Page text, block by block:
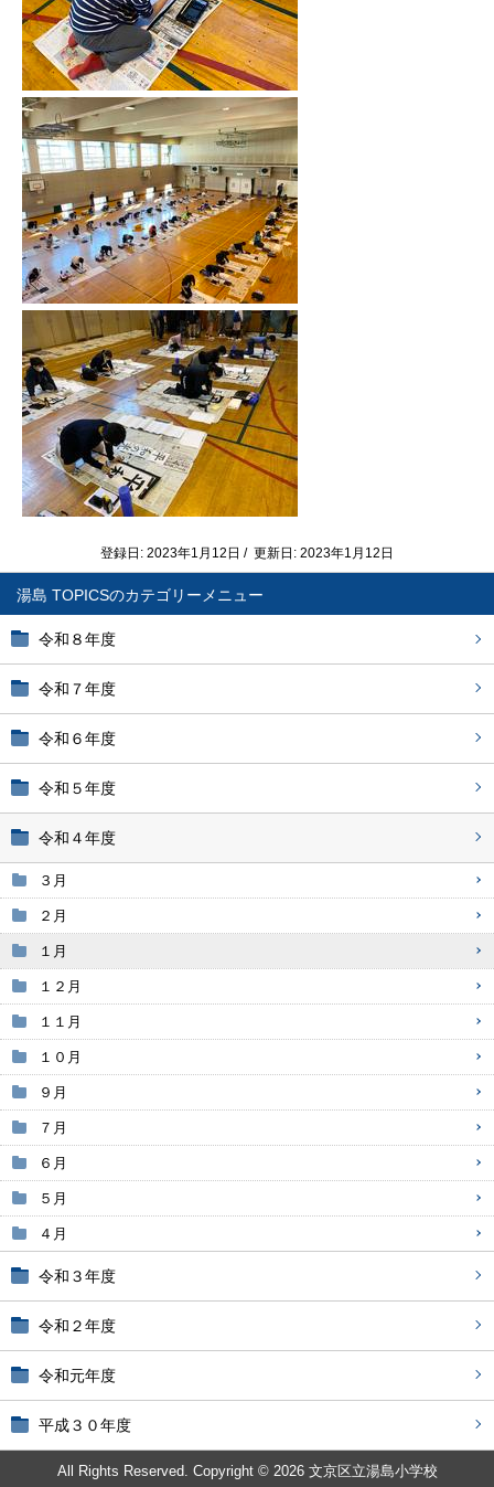
湯島 TOPICS
令和８年度
令和７年度
令和６年度
令和５年度
令和４年度
３月
２月
１月
１２月
１１月
１０月
９月
７月
６月
５月
４月
令和３年度
令和２年度
令和元年度
平成３０年度
登録日: 2023年1月12日 / 更新日: 2023年1月12日
All Rights Reserved. Copyright © 2026 文京区立湯島小学校